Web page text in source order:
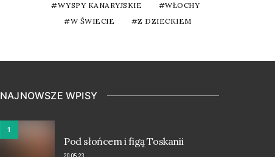
WYSPY KANARYJSKIE
WŁOCHY
W ŚWIECIE
Z DZIECKIEM
NAJNOWSZE WPISY
1
Pod słońcem i figą Toskanii
20.05.23